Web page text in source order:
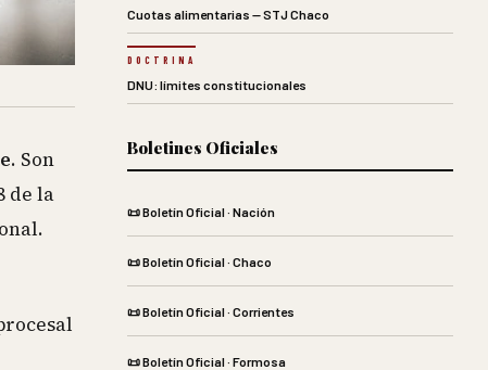
. Son
de la
Cuotas alimentarias — STJ Chaco
DOCTRINA
DNU: límites constitucionales
Boletines Oficiales
📜 Boletín Oficial · Nación
📜 Boletín Oficial · Chaco
📜 Boletín Oficial · Corrientes
📜 Boletín Oficial · Formosa